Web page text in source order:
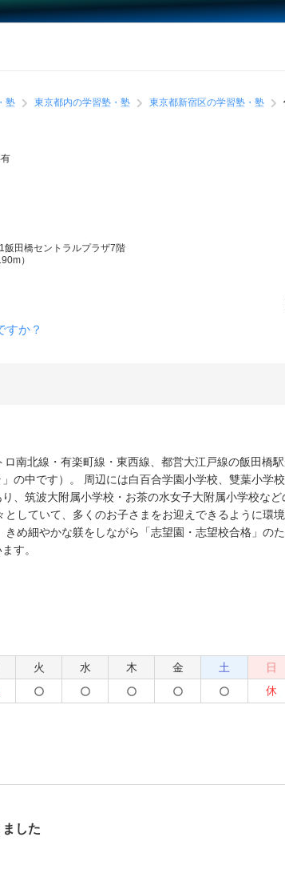
塾 東京都内の学習塾・塾 東京都新宿区の学習塾・塾
飯田橋セントラルプラザ7階
）
すか？
南北線・有楽町線・東西線、都営大江戸線の飯田橋
の中です）。 周辺には白百合学園小学校、雙葉小学
、筑波大附属小学校・お茶の水女子大附属小学校など
していて、多くのお子さまをお迎えできるように環
め細やかな躾をしながら「志望園・志望校合格」の
す。
火 水 木 金 土 日
休
した